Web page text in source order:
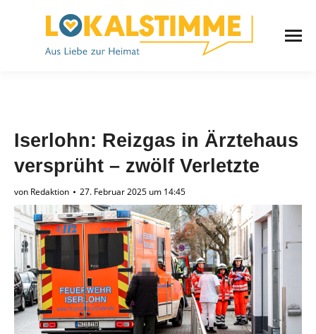
Iserlohn: Reizgas in Ärztehaus
versprüht – zwölf Verletzte
von Redaktion 27. Februar 2025 um 14:45